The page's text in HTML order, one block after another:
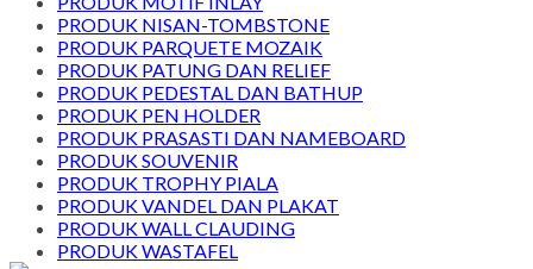
PRODUK NISAN-TOMBSTONE
PRODUK PARQUETE MOZAIK
PRODUK PATUNG DAN RELIEF
PRODUK PEDESTAL DAN BATHUP
PRODUK PEN HOLDER
PRODUK PRASASTI DAN NAMEBOARD
PRODUK SOUVENIR
PRODUK TROPHY PIALA
PRODUK VANDEL DAN PLAKAT
PRODUK WALL CLAUDING
PRODUK WASTAFEL